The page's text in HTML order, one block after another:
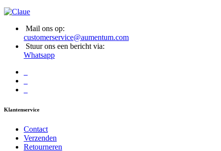
Mail ons op:
customerservice@aumentum.com
Stuur ons een bericht via:
Whatsapp
Klantenservice
Contact
Verzenden
Retourneren